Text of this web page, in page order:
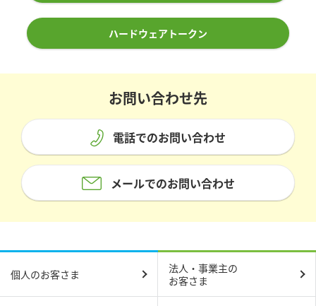
ハードウェアトークン
お問い合わせ先
電話でのお問い合わせ
メールでのお問い合わせ
個人のお客さま
法人・事業主の
お客さま